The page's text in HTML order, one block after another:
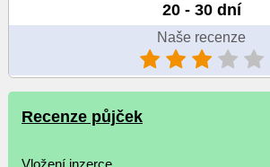
20 - 30 dní
Naše recenze
Recenze půjček